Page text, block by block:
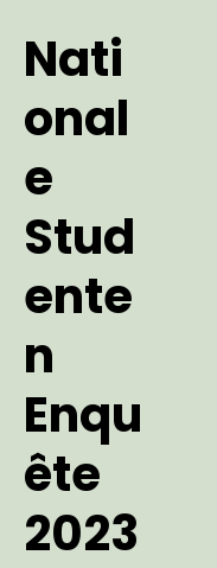
Nati
onal
e
Stud
ente
n
Enqu
ête
2023